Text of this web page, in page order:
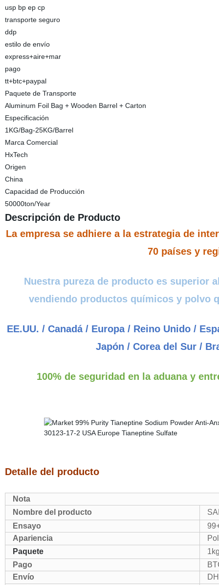
usp bp ep cp
transporte seguro
ddp
estilo de envío
express+aire+mar
pago
tt+btc+paypal
Paquete de Transporte
Aluminum Foil Bag + Wooden Barrel + Carton
Especificación
1KG/Bag-25KG/Barrel
Marca Comercial
HxTech
Origen
China
Capacidad de Producción
50000ton/Year
Descripción de Producto
La empresa se adhiere a la estrategia de
70 países y
Nuestra pureza de producto es superior
vendiendo productos químicos y polvo
EE.UU. / Canadá / Europa / Reino Unido /
Japón / Corea del Sur /
100% de seguridad en la aduana y
Detalle del producto
Nota
Nombre del producto
Ensayo
Apariencia
Paquete
Pago
Envío